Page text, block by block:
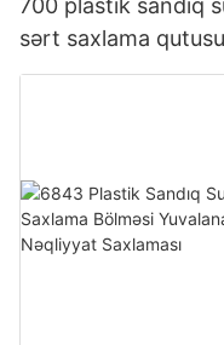
700 plastik sandıq
sərt saxlama
qutu sandıq daşıma